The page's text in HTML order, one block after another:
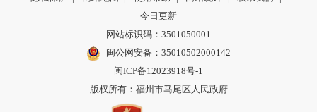
今日更新
网站标识码：3501050001
闽公网安备：35010502000142
闽ICP备12023918号-1
版权所有：福州市马尾区人民政府